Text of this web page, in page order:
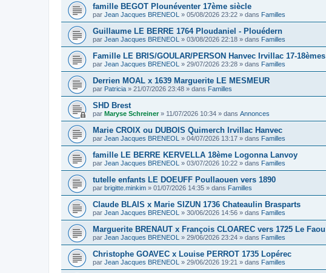
famille BEGOT Plounéventer 17ème siècle
par Jean Jacques BRENEOL » 05/08/2026 23:22 » dans Familles
Guillaume LE BERRE 1764 Ploudaniel - Plouédern
par Jean Jacques BRENEOL » 03/08/2026 22:18 » dans Familles
Famille LE BRIS/GOULAR/PERSON Hanvec Irvillac 17-18èmes
par Jean Jacques BRENEOL » 29/07/2026 23:28 » dans Familles
Derrien MOAL x 1639 Marguerite LE MESMEUR
par Patricia » 21/07/2026 23:48 » dans Familles
SHD Brest
par Maryse Schreiner» 11/07/2026 10:34 » dans Annonces
Marie CROIX ou DUBOIS Quimerch Irvillac Hanvec
par Jean Jacques BRENEOL » 04/07/2026 13:17 » dans Familles
famille LE BERRE KERVELLA 18ème Logonna Lanvoy
par Jean Jacques BRENEOL » 03/07/2026 10:22 » dans Familles
tutelle enfants LE DOEUFF Poullaouen vers 1890
par brigitte.minkim » 01/07/2026 14:35 » dans Familles
Claude BLAIS x Marie SIZUN 1736 Chateaulin Brasparts
par Jean Jacques BRENEOL » 30/06/2026 14:56 » dans Familles
Marguerite BRENAUT x François CLOAREC vers 1725 Le Faou
par Jean Jacques BRENEOL » 29/06/2026 23:24 » dans Familles
Christophe GOAVEC x Louise PERROT 1735 Lopérec
par Jean Jacques BRENEOL » 29/06/2026 19:21 » dans Familles